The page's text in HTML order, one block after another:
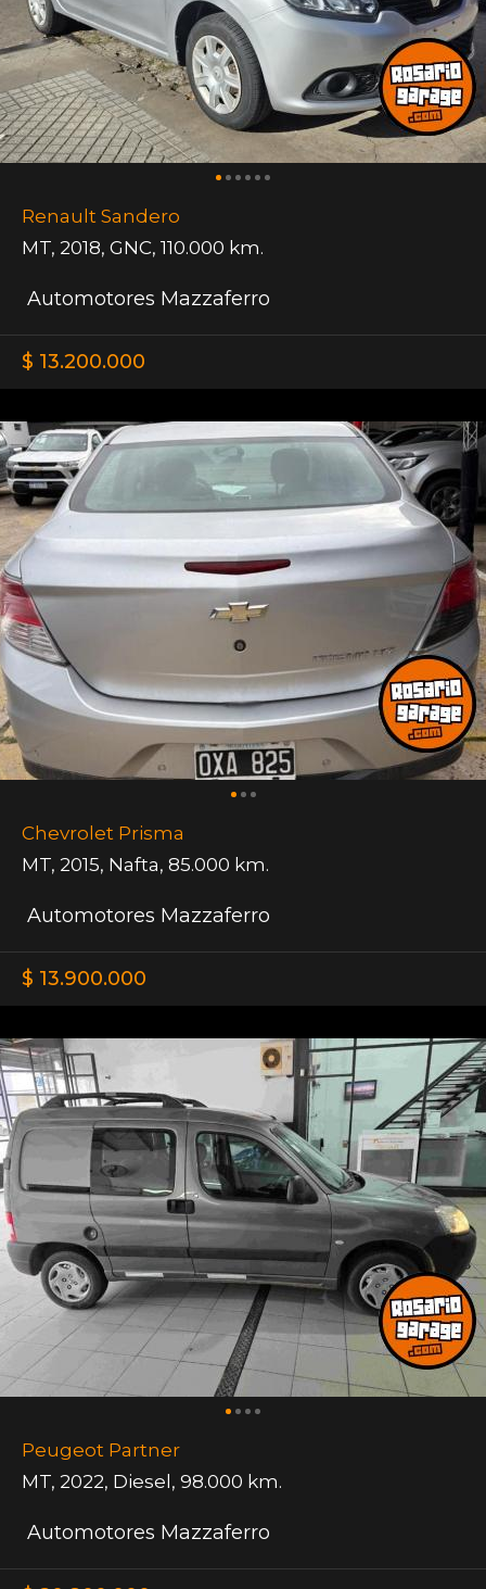
Renault Sandero
MT, 2018, GNC, 110.000 km.
Automotores Mazzaferro
$ 13.200.000
Chevrolet Prisma
MT, 2015, Nafta, 85.000 km.
Automotores Mazzaferro
$ 13.900.000
Peugeot Partner
MT, 2022, Diesel, 98.000 km.
Automotores Mazzaferro